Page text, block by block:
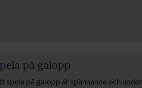
på galopp
spela på galopp är spännande och